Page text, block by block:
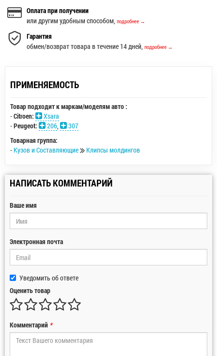
Оплата при получении
или другим удобным способом, подробнее →
Гарантия
обмен/возврат товара в течение 14 дней, подробнее →
ПРИМЕНЯЕМОСТЬ
Товар подходит к маркам/моделям авто :
-Citroen:
Xsara
-Peugeot: 206,
307
Товарная группа:
- Кузов и Составляющие Клипсы молдингов
НАПИСАТЬ КОММЕНТАРИЙ
Ваше имя
Электронная почта
Уведомить об ответе
Оценить товар
Комментарий *